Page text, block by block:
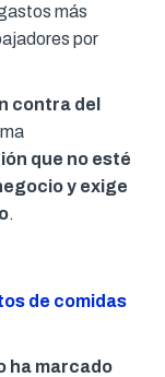
más
por
contra del
que no esté
y exige
.
de comidas
ha marcado